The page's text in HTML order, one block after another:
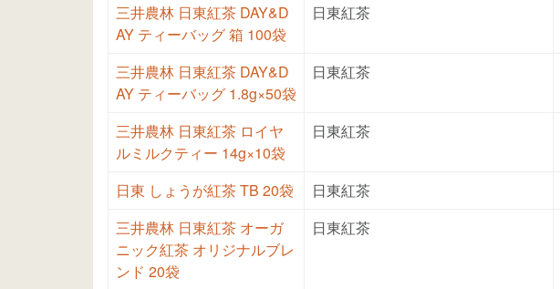
三井農林 日東紅茶 DAY&D
AY ティーバッグ 箱 100袋
日東紅茶
三井農林 日東紅茶 DAY&D
AY ティーバッグ 1.8g×50袋
日東紅茶
三井農林 日東紅茶 ロイヤ
ルミルクティー 14g×10袋
日東紅茶
日東 しょうが紅茶 TB 20袋 日東紅茶
三井農林 日東紅茶 オーガ
ニック紅茶 オリジナルブレ
ンド 20袋
日東紅茶